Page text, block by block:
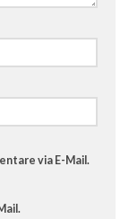
via E-Mail.